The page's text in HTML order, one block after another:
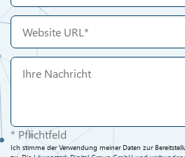
* Pflichtfeld
Ich stimme der Verwendung meiner Daten zur